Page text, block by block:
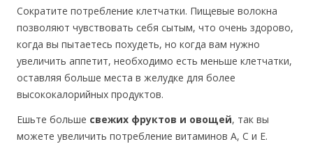
Сократите потребление клетчатки. Пищевые волокна
позволяют чувствовать себя сытым, что очень здорово,
когда вы пытаетесь похудеть, но когда вам нужно
увеличить аппетит, необходимо есть меньше клетчатки,
оставляя больше места в желудке для более
высококалорийных продуктов.
Ешьте больше свежих фруктов и овощей, так вы
можете увеличить потребление витаминов A, C и E.